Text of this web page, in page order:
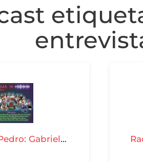
Radio CEIP San Pedro: Gabriel Troyano - T04-P14